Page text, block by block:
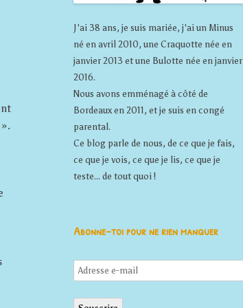
J'ai 38 ans, je suis mariée, j'ai un Minus
né en avril 2010, une Craquotte née en
janvier 2013 et une Bulotte née en janvier
2016.
Nous avons emménagé à côté de
Bordeaux en 2011, et je suis en congé
parental.
Ce blog parle de nous, de ce que je fais,
ce que je vois, ce que je lis, ce que je
teste... de tout quoi !
Abonne-toi pour ne rien manquer
Adresse
e-
mail